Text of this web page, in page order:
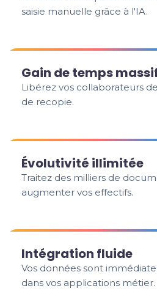
saisie manuelle grâce à l'IA.
Gain de temps
Libérez vos collaborateurs
de recopie.
Évolutivité illimitée
Traitez des milliers de
augmenter vos effectifs.
Intégration fluide
Vos données sont
dans vos applications métier.